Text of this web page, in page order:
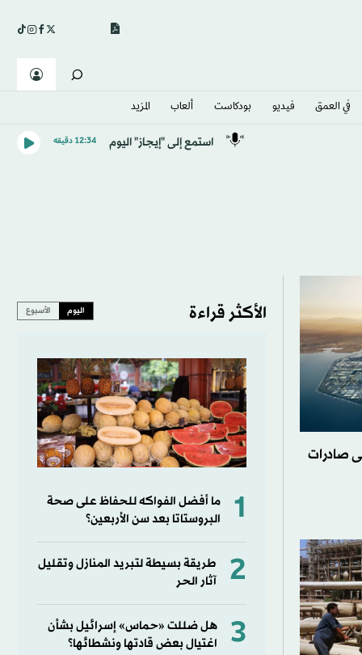
في العمق فيديو بودكاست ألعاب المزيد
استمع إلى "إيجاز" اليوم 12:34 دقيقه
صادرات
الأكثر قراءة اليوم الأسبوع
1
ما أفضل الفواكه للحفاظ على صحة
البروستاتا بعد سن الأربعين؟
2
طريقة بسيطة لتبريد المنازل وتقليل
آثار الحر
3
هل ضللت «حماس» إسرائيل بشأن
اغتيال بعض قادتها ونشطائها؟